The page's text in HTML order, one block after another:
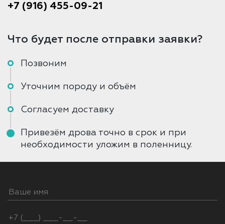
+7 (916) 455-09-21
Что будет после отправки заявки?
Позвоним
Уточним породу и объём
Согласуем доставку
Привезём дрова точно в срок и при
необходимости уложим в поленницу.